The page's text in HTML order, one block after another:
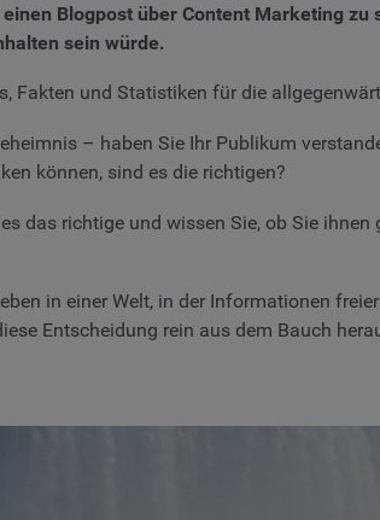
Blogpost über Content Marketing
sein würde.
Fakten und Statistiken für die
– haben Sie Ihr Publikum
können, sind es die richtigen?
das richtige und wissen Sie, ob Sie
in einer Welt, in der Informationen
Entscheidung rein aus dem Bauch